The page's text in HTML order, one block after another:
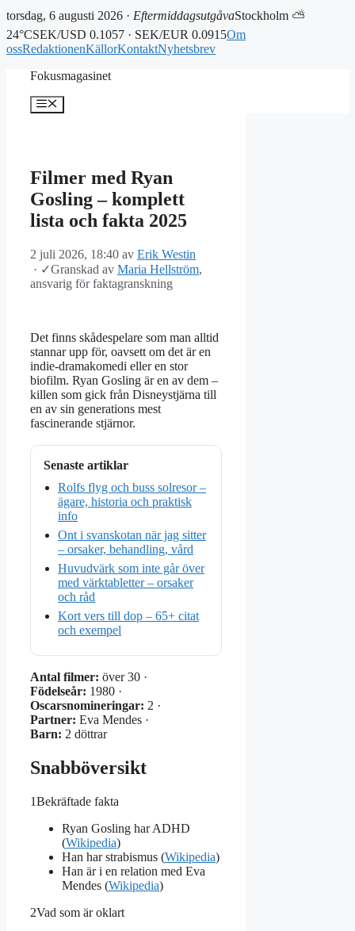
torsdag, 6 augusti 2026 · EftermiddagsutgåvaStockholm ⛅
24°CSEK/USD 0.1057 · SEK/EUR 0.0915Om
ossRedaktionenKällorKontaktNyhetsbrev
Fokusmagasinet
Meny
Filmer med Ryan
Gosling – komplett
lista och fakta 2025
2 juli 2026, 18:40 av Erik Westin
· ✓Granskad av Maria Hellström,
ansvarig för faktagranskning
Det finns skådespelare som man alltid
stannar upp för, oavsett om det är en
indie-dramakomedi eller en stor
biofilm. Ryan Gosling är en av dem –
killen som gick från Disneystjärna till
en av sin generations mest
fascinerande stjärnor.
Senaste artiklar
Rolfs flyg och buss solresor –
ägare, historia och praktisk
info
Ont i svanskotan när jag sitter
– orsaker, behandling, vård
Huvudvärk som inte går över
med värktabletter – orsaker
och råd
Kort vers till dop – 65+ citat
och exempel
Antal filmer: över 30 ·
Födelseår: 1980 ·
Oscarsnomineringar: 2 ·
Partner: Eva Mendes ·
Barn: 2 döttrar
Snabböversikt
1Bekräftade fakta
Ryan Gosling har ADHD
(Wikipedia)
Han har strabismus (Wikipedia)
Han är i en relation med Eva
Mendes (Wikipedia)
2Vad som är oklart